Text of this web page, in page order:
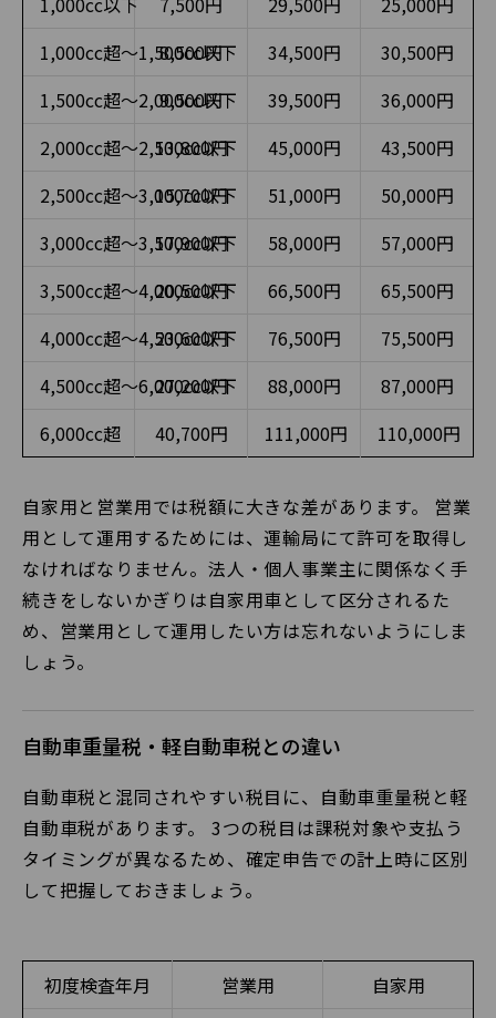
1,000cc超〜1,500cc以下
8,500円 34,500円
30,500円
1,500cc超〜2,000cc以下
9,500円 39,500円
36,000円
2,000cc超〜2,500cc以下
13,800円 45,000円
43,500円
2,500cc超〜3,000cc以下
15,700円 51,000円
50,000円
3,000cc超〜3,500cc以下
17,900円 58,000円
57,000円
3,500cc超〜4,000cc以下
20,500円 66,500円
65,500円
4,000cc超〜4,500cc以下
23,600円 76,500円
75,500円
4,500cc超〜6,000cc以下
27,200円 88,000円
87,000円
6,000cc超
40,700円 111,000円 110,000円
自家用と営業用では税額に大きな差があります。 営業
用として運用するためには、運輸局にて許可を取得し
なければなりません。法人・個人事業主に関係なく手
続きをしないかぎりは自家用車として区分されるた
め、営業用として運用したい方は忘れないようにしま
しょう。
自動車重量税・軽自動車税との違い
自動車税と混同されやすい税目に、自動車重量税と軽
自動車税があります。 3つの税目は課税対象や支払う
タイミングが異なるため、確定申告での計上時に区別
して把握しておきましょう。
初度検査年月 営業用 自家用